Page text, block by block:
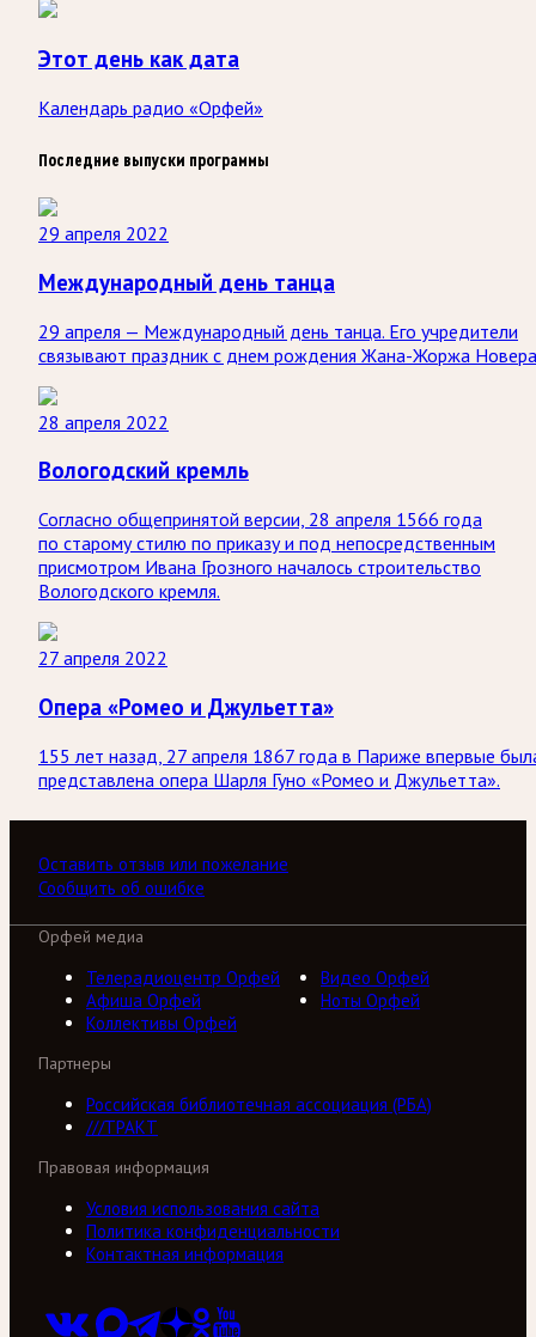
Этот день как дата
Календарь радио «Орфей»
Последние выпуски программы
29 апреля 2022
Международный день танца
29 апреля — Международный день танца. Его учредители
связывают праздник с днем рождения Жана-Жоржа
28 апреля 2022
Вологодский кремль
Согласно общепринятой версии, 28 апреля 1566 года
по старому стилю по приказу и под непосредственным
присмотром Ивана Грозного началось строительство
Вологодского кремля.
27 апреля 2022
Опера «Ромео и Джульетта»
155 лет назад, 27 апреля 1867 года в Париже впервые
представлена опера Шарля Гуно «Ромео и Джульетта».
Оставить отзыв или пожелание
Сообщить об ошибке
Орфей медиа
Телерадиоцентр Орфей
Видео Орфей
Афиша Орфей
Ноты Орфей
Коллективы Орфей
Партнеры
Российская библиотечная ассоциация (РБА)
///ТРАКТ
Правовая информация
Условия использования сайта
Политика конфиденциальности
Контактная информация